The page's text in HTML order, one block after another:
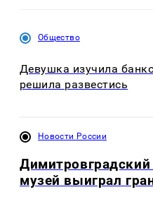
Общество
Девушка изучила
решила развестись
Новости России
музей выиграл